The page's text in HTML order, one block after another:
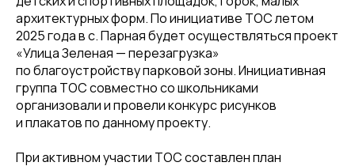
архитектурных форм. По инициативе ТОС летом
2025 года в с. Парная будет осуществляться проект
«Улица Зеленая — перезагрузка»
по благоустройству парковой зоны. Инициативная
группа ТОС совместно со школьниками
организовали и провели конкурс рисунков
и плакатов по данному проекту.
При активном участии ТОС составлен план